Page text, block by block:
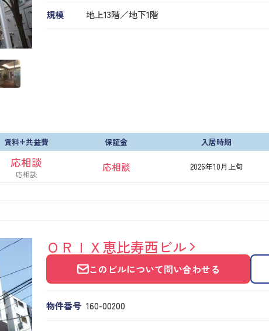
規模 地上13階／地下1階
賃料+共益費 保証金 入居時期
応相談
応相談
応相談 2026年10月上旬
ＯＲＩＸ恵比寿西ビル
このビルについて問い合わせる
物件番号 160​-​00200